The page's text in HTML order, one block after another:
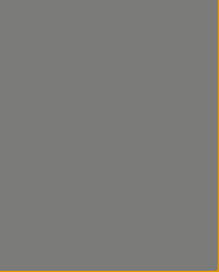
s/hofmahlitzsch
www.facebook.com/